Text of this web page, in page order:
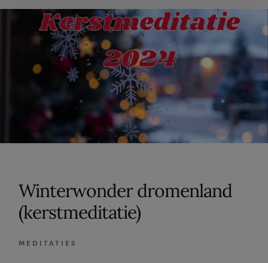
Winterwonder dromenland
(kerstmeditatie)
MEDITATIES